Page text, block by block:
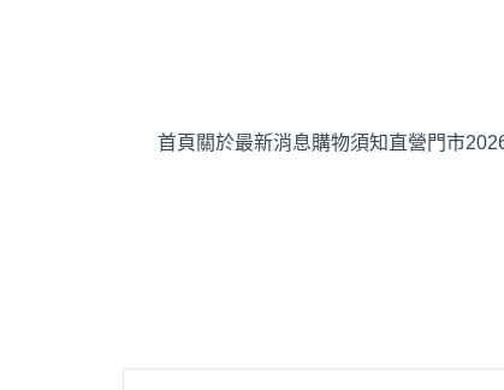
首頁 關於最新消息購物須知直營門市